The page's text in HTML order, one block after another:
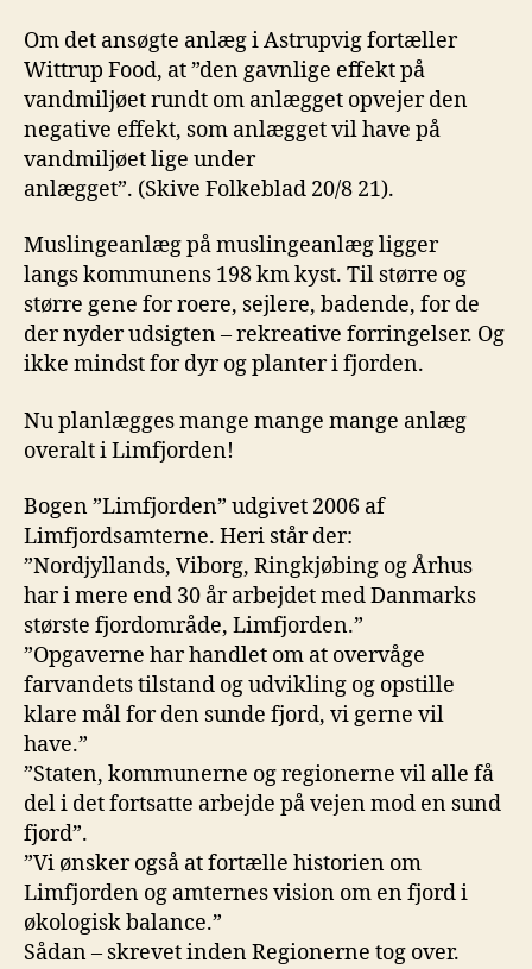
Om det ansøgte anlæg i Astrupvig fortæller
Wittrup Food, at ”den gavnlige effekt på
vandmiljøet rundt om anlægget opvejer den
negative effekt, som anlægget vil have på
vandmiljøet lige under
anlægget”. (Skive Folkeblad 20/8 21).
Muslingeanlæg på muslingeanlæg ligger
langs kommunens 198 km kyst. Til større og
større gene for roere, sejlere, badende, for de
der nyder udsigten – rekreative forringelser. Og
ikke mindst for dyr og planter i fjorden.
Nu planlægges mange mange mange anlæg
overalt i Limfjorden!
Bogen ”Limfjorden” udgivet 2006 af
Limfjordsamterne. Heri står der:
”Nordjyllands, Viborg, Ringkjøbing og Århus
har i mere end 30 år arbejdet med Danmarks
største fjordområde, Limfjorden.”
”Opgaverne har handlet om at overvåge
farvandets tilstand og udvikling og opstille
klare mål for den sunde fjord, vi gerne vil
have.”
”Staten, kommunerne og regionerne vil alle få
del i det fortsatte arbejde på vejen mod en sund
fjord”.
”Vi ønsker også at fortælle historien om
Limfjorden og amternes vision om en fjord i
økologisk balance.”
Sådan – skrevet inden Regionerne tog over.